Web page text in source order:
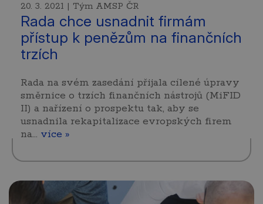
20. 3. 2021 | Tým AMSP ČR
Rada chce usnadnit firmám
přístup k penězům na finančních
trzích
Rada na svém zasedání přijala cílené úpravy
směrnice o trzích finančních nástrojů (MiFID
II) a nařízení o prospektu tak, aby se
usnadnila rekapitalizace evropských firem
na… více »